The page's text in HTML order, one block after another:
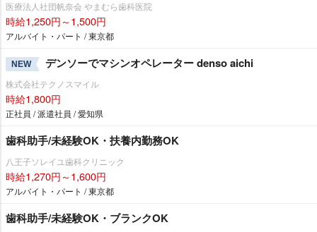
医療法人社団帆奈会 やまむら歯科医院
時給1,250円～1,500円
アルバイト・パート / 東京都
NEW デンソーでマシンオペレーター denso aichi
株式会社テクノスマイル
時給1,800円
正社員 / 派遣社員 / 愛知県
歯科助手/未経験OK・扶養内勤務OK
八王子ソレイユ歯科クリニック
時給1,270円～1,600円
アルバイト・パート / 東京都
歯科助手/未経験OK・ブランクOK